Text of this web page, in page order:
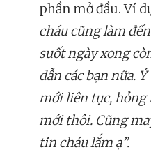
phần mở đầu. Ví
cháu cũng làm
suốt ngày xong
dẫn các bạn nữa.
mới liên tục, hỏng
mới thôi. Cũng
tin cháu lắm ạ”.